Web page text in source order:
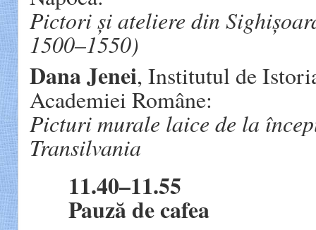
Pictori și ateliere din
1500–1550)
Dana Jenei, Institutul de
Academiei Române:
Picturi murale laice de la
Transilvania
11.40–11.55
Pauză de cafea